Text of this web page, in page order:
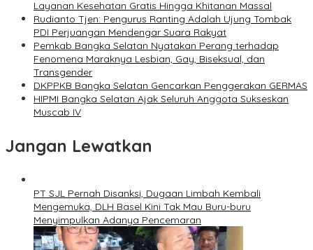
Layanan Kesehatan Gratis Hingga Khitanan Massal
Rudianto Tjen: Pengurus Ranting Adalah Ujung Tombak
PDI Perjuangan Mendengar Suara Rakyat
Pemkab Bangka Selatan Nyatakan Perang terhadap
Fenomena Maraknya Lesbian, Gay, Biseksual, dan
Transgender
DKPPKB Bangka Selatan Gencarkan Penggerakan GERMAS
HIPMI Bangka Selatan Ajak Seluruh Anggota Sukseskan
Muscab IV
Jangan Lewatkan
PT SJL Pernah Disanksi, Dugaan Limbah Kembali
Mengemuka, DLH Basel Kini Tak Mau Buru-buru
Menyimpulkan Adanya Pencemaran